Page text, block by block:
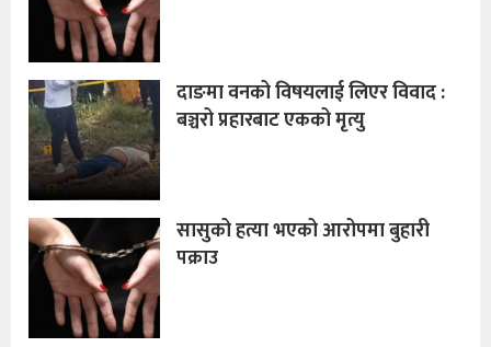
दाङमा वनको विषयलाई लिएर विवाद :
बञ्चरो प्रहारबाट एकको मृत्यु
सासुको हत्या भएको आरोपमा बुहारी
पक्राउ